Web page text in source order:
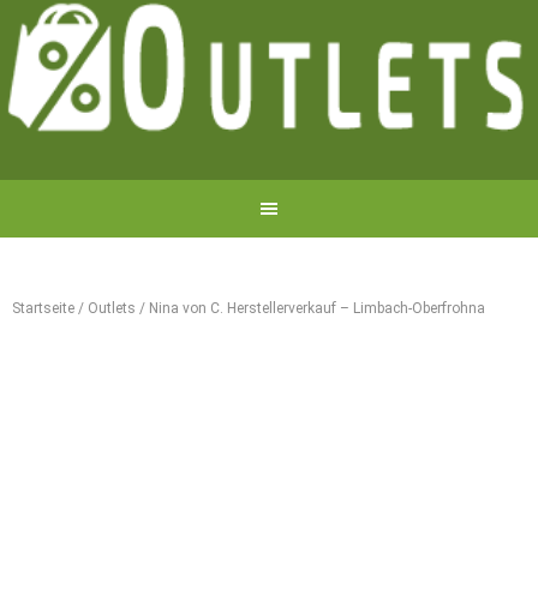
Startseite / Outlets / Nina von C. Herstellerverkauf – Limbach-Oberfrohna